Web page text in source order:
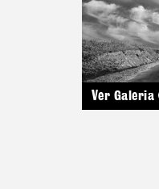
Ver Galeria